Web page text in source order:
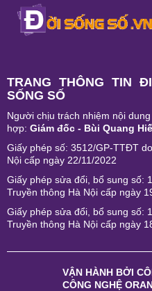
TRANG THÔNG TIN
SỐNG SỐ
Người chịu trách nhiệm nội
hợp: Giám đốc - Bùi Quang
Giấy phép số: 3512/GP-TTĐT
Nội cấp ngày 22/11/2022
Giấy phép sửa đổi, bổ sung số:
Truyền thông Hà Nội cấp ngày
Giấy phép sửa đổi, bổ sung số:
Truyền thông Hà Nội cấp ngày
VẬN HÀNH BỞI
CÔNG NGHỆ